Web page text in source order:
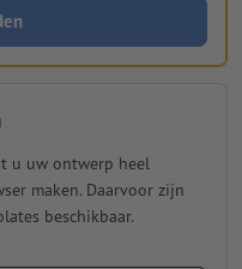
u uw ontwerp heel
maken. Daarvoor zijn
beschikbaar.